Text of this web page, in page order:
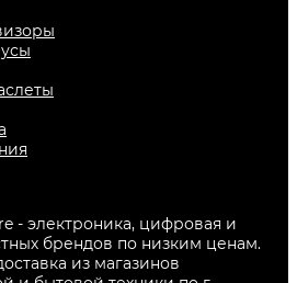
- электроника, цифровая и
брендов по низким ценам.
из магазинов